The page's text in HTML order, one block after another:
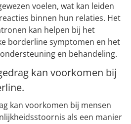
voelen, wat kan leiden
binnen hun relaties. Het
kan helpen bij het
borderline symptomen en het
en behandeling.
kan voorkomen bij
kan voorkomen bij mensen
als een manier